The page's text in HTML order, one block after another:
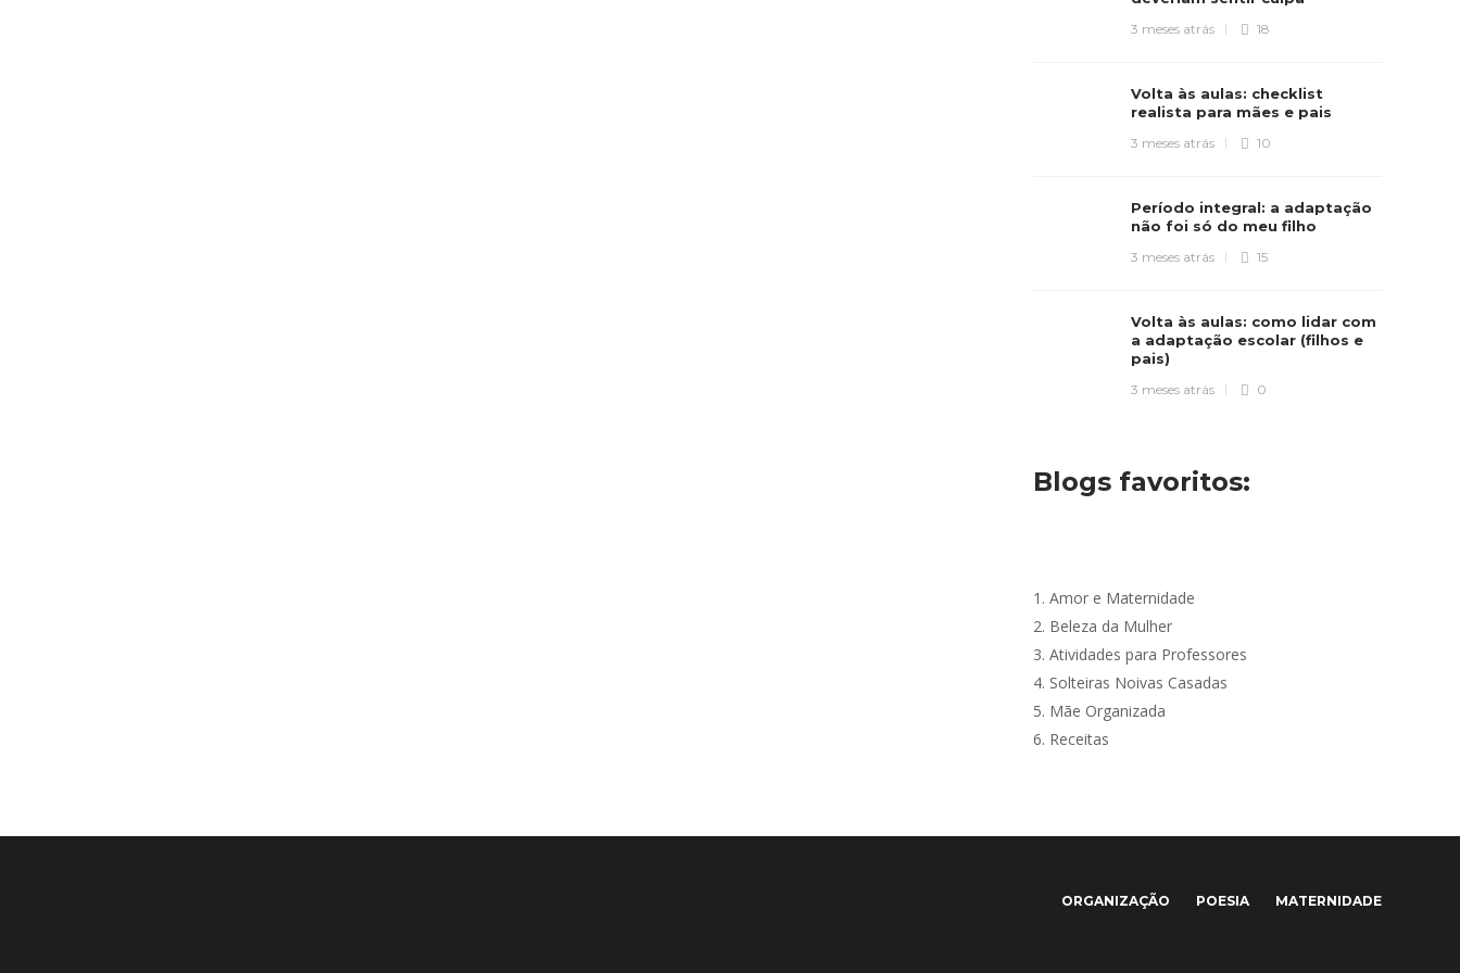
3 meses atrás 18
Volta às aulas: checklist
realista para mães e pais
3 meses atrás 10
Período integral: a adaptação
não foi só do meu filho
3 meses atrás 15
Volta às aulas: como lidar com
a adaptação escolar (filhos e
pais)
3 meses atrás 0
Blogs favoritos:
1.Amor e Maternidade
2. Beleza da Mulher
3.Atividades para Professores
4. Solteiras Noivas Casadas
5. Mãe Organizada
6. Receitas
ORGANIZAÇÃO POESIA MATERNIDADE